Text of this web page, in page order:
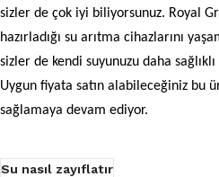
sizler de çok iyi biliyorsunuz. Royal
hazırladığı su arıtma cihazlarını
sizler de kendi suyunuzu daha
Uygun fiyata satın alabileceğiniz bu
sağlamaya devam ediyor.
Su nasıl zayıflatır